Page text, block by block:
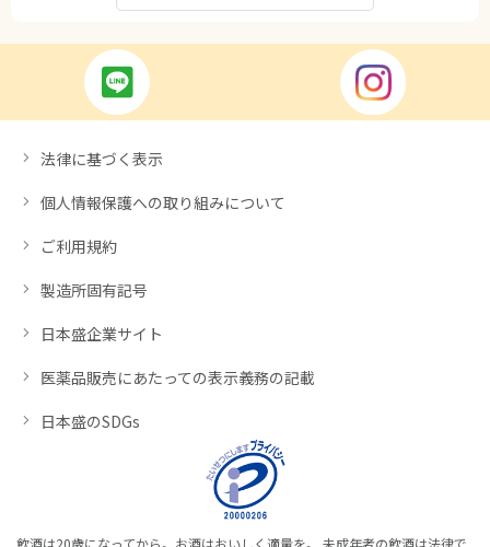
法律に基づく表示
個人情報保護への取り組みについて
ご利用規約
製造所固有記号
日本盛企業サイト
医薬品販売にあたっての表示義務の記載
日本盛のSDGs
飲酒は20歳になってから。お酒はおいしく適量を。 未成年者の飲酒は法律で